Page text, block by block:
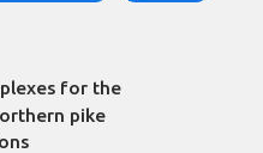
for the
pike